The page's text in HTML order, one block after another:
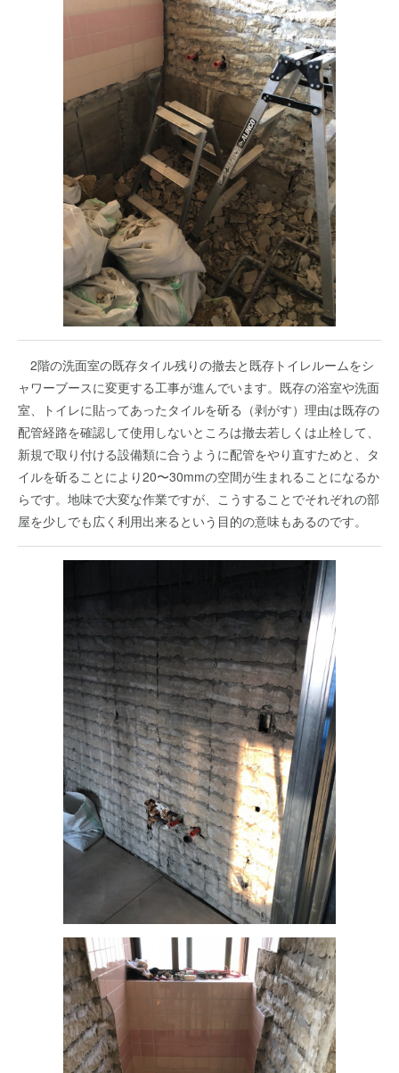
2階の洗面室の既存タイル残りの撤去と既存トイレルームをシ
ャワーブースに変更する工事が進んでいます。既存の浴室や洗面
室、トイレに貼ってあったタイルを斫る（剥がす）理由は既存の
配管経路を確認して使用しないところは撤去若しくは止栓して、
新規で取り付ける設備類に合うように配管をやり直すためと、タ
イルを斫ることにより20〜30mmの空間が生まれることになるか
らです。地味で大変な作業ですが、こうすることでそれぞれの部
屋を少しでも広く利用出来るという目的の意味もあるのです。